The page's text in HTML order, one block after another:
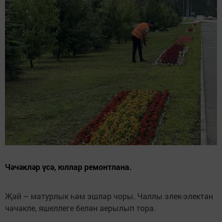
Чәчәкләр үсә, юллар ремонтлана.
Җәй – матурлык һәм эшләр чоры. Чаллы элек-электән
чәчәкле, яшеллеге белән аерылып тора.